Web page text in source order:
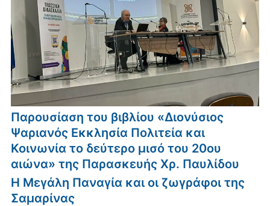
Παρουσίαση του βιβλίου «Διονύσιος
Ψαριανός Εκκλησία Πολιτεία και
Κοινωνία το δεύτερο μισό του 20ου
αιώνα» της Παρασκευής Χρ. Παυλίδου
Η Μεγάλη Παναγία και οι ζωγράφοι της
Σαμαρίνας